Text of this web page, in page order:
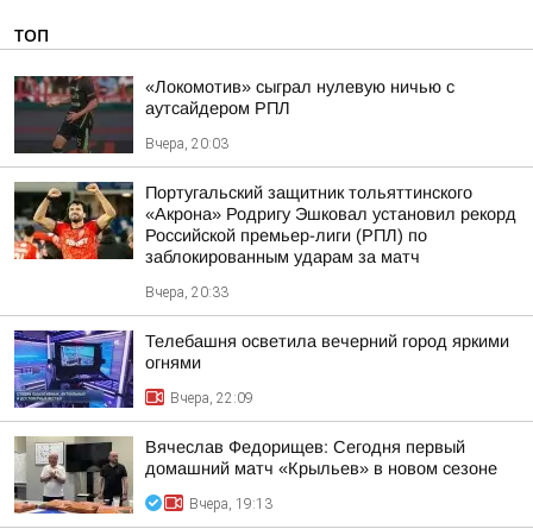
ТОП
«Локомотив» сыграл нулевую ничью с
аутсайдером РПЛ
Вчера, 20:03
Португальский защитник тольяттинского
«Акрона» Родригу Эшковал установил рекорд
Российской премьер-лиги (РПЛ) по
заблокированным ударам за матч
Вчера, 20:33
Телебашня осветила вечерний город яркими
огнями
Вчера, 22:09
Вячеслав Федорищев: Сегодня первый
домашний матч «Крыльев» в новом сезоне
Вчера, 19:13